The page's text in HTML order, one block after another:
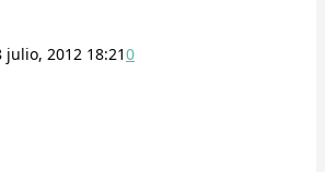
julio, 2012 18:210